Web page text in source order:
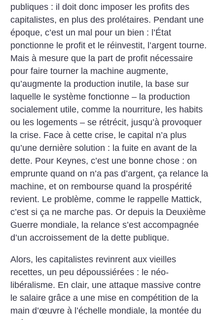
publiques : il doit donc imposer les profits des
capitalistes, en plus des prolétaires. Pendant une
époque, c’est un mal pour un bien : l’État
ponctionne le profit et le réinvestit, l’argent tourne.
Mais à mesure que la part de profit nécessaire
pour faire tourner la machine augmente,
qu’augmente la production inutile, la base sur
laquelle le système fonctionne – la production
socialement utile, comme la nourriture, les habits
ou les logements – se rétrécit, jusqu’à provoquer
la crise. Face à cette crise, le capital n’a plus
qu’une dernière solution : la fuite en avant de la
dette. Pour Keynes, c’est une bonne chose : on
emprunte quand on n’a pas d’argent, ça relance la
machine, et on rembourse quand la prospérité
revient. Le problème, comme le rappelle Mattick,
c’est si ça ne marche pas. Or depuis la Deuxième
Guerre mondiale, la relance s’est accompagnée
d’un accroissement de la dette publique.
Alors, les capitalistes revinrent aux vieilles
recettes, un peu dépoussiérées : le néo-
libéralisme. En clair, une attaque massive contre
le salaire grâce a une mise en compétition de la
main d’œuvre à l’échelle mondiale, la montée du